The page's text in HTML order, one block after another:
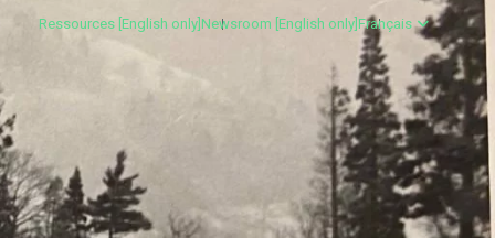
Ressources [English only] Newsroom [English only] Français